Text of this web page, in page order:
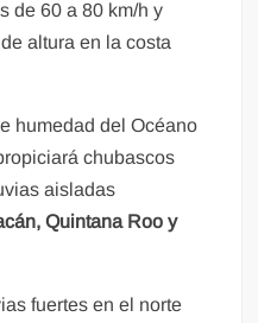
de 60 a 80 km/h y
altura en la costa
humedad del Océano
chubascos
aisladas
Quintana Roo y
fuertes en el norte